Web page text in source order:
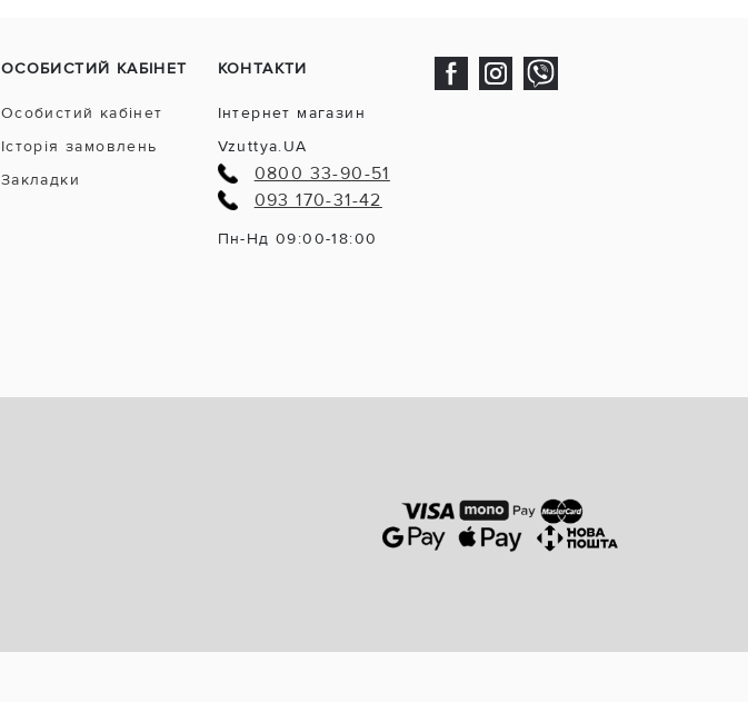
ОСОБИСТИЙ КАБІНЕТ
Особистий кабінет
Історія замовлень
Закладки
КОНТАКТИ
Інтернет магазин
Vzuttya.UA
0800 33-90-51
093 170-31-42
Пн-Нд 09:00-18:00